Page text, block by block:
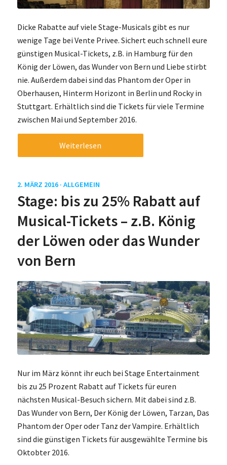
Dicke Rabatte auf viele Stage-Musicals gibt es nur
wenige Tage bei Vente Privee. Sichert euch schnell eure
günstigen Musical-Tickets, z.B. in Hamburg für den
König der Löwen, das Wunder von Bern und Liebe stirbt
nie. Außerdem dabei sind das Phantom der Oper in
Oberhausen, Hinterm Horizont in Berlin und Rocky in
Stuttgart. Erhältlich sind die Tickets für viele Termine
zwischen Mai und September 2016.
Weiterlesen
2. MÄRZ 2016 · ALLGEMEIN
Stage: bis zu 25% Rabatt auf
Musical-Tickets – z.B. König
der Löwen oder das Wunder
von Bern
Nur im März könnt ihr euch bei Stage Entertainment
bis zu 25 Prozent Rabatt auf Tickets für euren
nächsten Musical-Besuch sichern. Mit dabei sind z.B.
Das Wunder von Bern, Der König der Löwen, Tarzan, Das
Phantom der Oper oder Tanz der Vampire. Erhältlich
sind die günstigen Tickets für ausgewählte Termine bis
Oktobter 2016.